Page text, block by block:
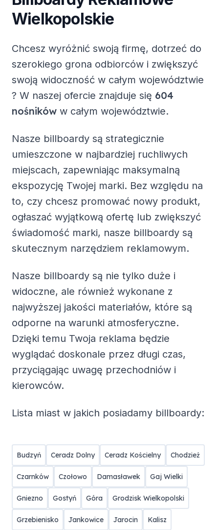
Wielkopolskie
Chcesz wyróżnić swoją firmę, dotrzeć do
szerokiego grona odbiorców i zwiększyć
swoją widoczność w całym województwie
? W naszej ofercie znajduje się 604
nośników w całym województwie.
Nasze billboardy są strategicznie
umieszczone w najbardziej ruchliwych
miejscach, zapewniając maksymalną
ekspozycję Twojej marki. Bez względu na
to, czy chcesz promować nowy produkt,
ogłaszać wyjątkową ofertę lub zwiększyć
świadomość marki, nasze billboardy są
skutecznym narzędziem reklamowym.
Nasze billboardy są nie tylko duże i
widoczne, ale również wykonane z
najwyższej jakości materiałów, które są
odporne na warunki atmosferyczne.
Dzięki temu Twoja reklama będzie
wyglądać doskonale przez długi czas,
przyciągając uwagę przechodniów i
kierowców.
Lista miast w jakich posiadamy billboardy:
Budzyń Ceradz Dolny Ceradz Kościelny Chodzież
Czarnków Czołowo Damasławek Gaj Wielki
Gniezno Gostyń Góra Grodzisk Wielkopolski
Grzebienisko Jankowice Jarocin Kalisz